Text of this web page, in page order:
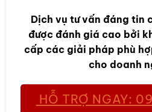
Dịch vụ tư vấn đáng tin
được đánh giá cao bởi
cấp các giải pháp phù
cho doanh
HỖ TRỢ NGAY: